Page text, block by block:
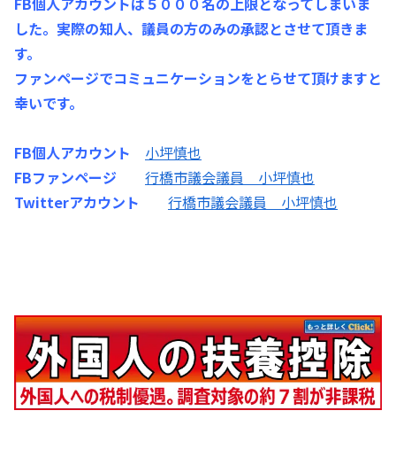
した。実際の知人、議員の方のみの承認とさせて頂きま
す。
ファンページでコミュニケーションをとらせて頂けますと
幸いです。
FB個人アカウント
小坪慎也
FBファンページ
行橋市議会議員 小坪慎也
Twitterアカウント
行橋市議会議員 小坪慎也